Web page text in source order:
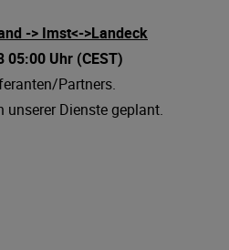
-> Imst<->Landeck
05:00 Uhr (CEST)
Partners.
unserer Dienste geplant.